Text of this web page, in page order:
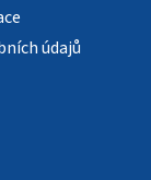
údajů